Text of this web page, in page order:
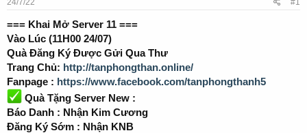
a
r
t
e
r
e
=== Khai Mở Server 11 ===
Vào Lúc (11H00 24/07)
Quà Đăng Ký Được Gửi Qua Thư
Trang Chủ: http://tanphongthan.online/
Fanpage : https://www.facebook.com/tanphongthanh5
Quà Tặng Server New :
Báo Danh : Nhận Kim Cương
Đăng Ký Sớm : Nhận KNB